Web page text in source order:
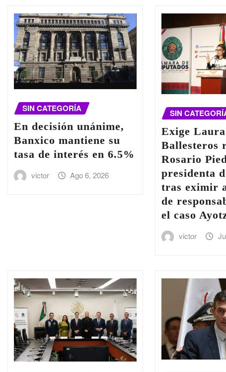
SIN CATEGORÍA
En decisión unánime,
Banxico mantiene su
tasa de interés en 6.5%
victor Ago 6, 2026
SIN
Exige Laura
Ballesteros
Rosario
presidenta
tras eximir
de
el caso
victor